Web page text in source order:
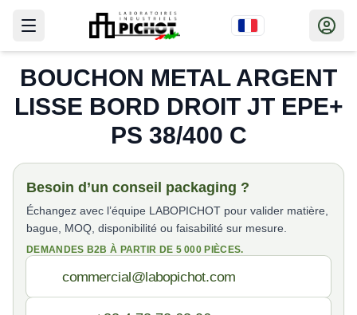
BOUCHON METAL ARGENT
LISSE BORD DROIT JT EPE+
PS 38/400 C
Besoin d’un conseil packaging ?
Échangez avec l’équipe LABOPICHOT pour valider matière,
bague, MOQ, disponibilité ou faisabilité sur mesure.
DEMANDES B2B À PARTIR DE 5 000 PIÈCES.